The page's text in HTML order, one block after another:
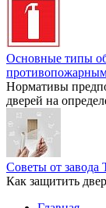
Основные типы
Нормативы
дверей на
Советы от завода
Как защитить